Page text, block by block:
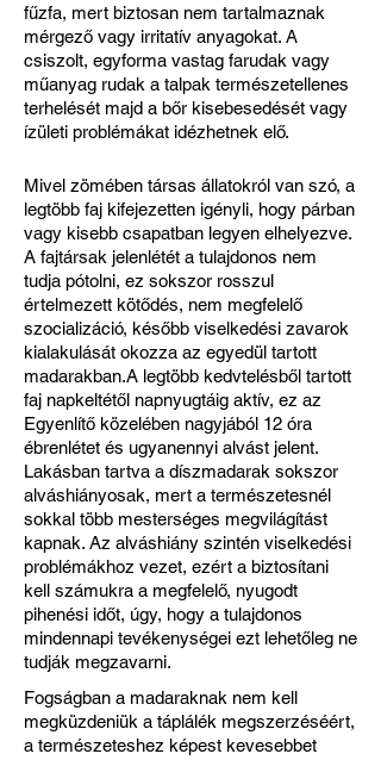
fűzfa, mert biztosan nem tartalmaznak
mérgező vagy irritatív anyagokat. A
csiszolt, egyforma vastag farudak vagy
műanyag rudak a talpak természetellenes
terhelését majd a bőr kisebesedését vagy
ízületi problémákat idézhetnek elő.
Mivel zömében társas állatokról van szó, a
legtöbb faj kifejezetten igényli, hogy párban
vagy kisebb csapatban legyen elhelyezve.
A fajtársak jelenlétét a tulajdonos nem
tudja pótolni, ez sokszor rosszul
értelmezett kötődés, nem megfelelő
szocializáció, később viselkedési zavarok
kialakulását okozza az egyedül tartott
madarakban.A legtöbb kedvtelésből tartott
faj napkeltétől napnyugtáig aktív, ez az
Egyenlítő közelében nagyjából 12 óra
ébrenlétet és ugyanennyi alvást jelent.
Lakásban tartva a díszmadarak sokszor
alváshiányosak, mert a természetesnél
sokkal több mesterséges megvilágítást
kapnak. Az alváshiány szintén viselkedési
problémákhoz vezet, ezért a biztosítani
kell számukra a megfelelő, nyugodt
pihenési időt, úgy, hogy a tulajdonos
mindennapi tevékenységei ezt lehetőleg ne
tudják megzavarni.
Fogságban a madaraknak nem kell
megküzdeniük a táplálék megszerzéséért,
a természeteshez képest kevesebbet